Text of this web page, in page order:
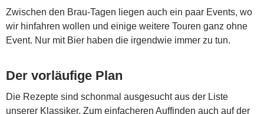
Zwischen den Brau-Tagen liegen auch ein paar Events, wo
wir hinfahren wollen und einige weitere Touren ganz ohne
Event. Nur mit Bier haben die irgendwie immer zu tun.
Der vorläufige Plan
Die Rezepte sind schonmal ausgesucht aus der Liste
unserer Klassiker. Zum einfacheren Auffinden auch auf der